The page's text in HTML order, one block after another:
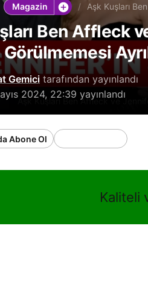
Aşk Kuşları Ben Affleck ve
Magazin
Aşk Kuşları
Ayrılık
Ben Affleck
Gemici tarafından yayınlandı
2024, 22:39 yayınlandı
Abone Ol
Kaliteli